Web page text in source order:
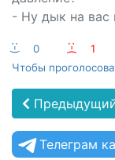
- Ну дык на вас
:-) 0 :-(
1
Чтобы
Телеграм